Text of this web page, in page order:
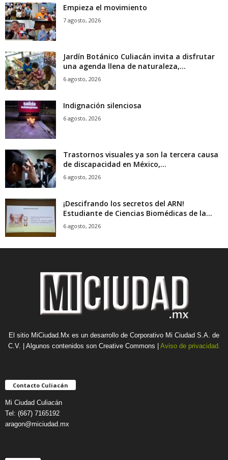
Empieza el movimiento
7 agosto, 2026
Jardín Botánico Culiacán invita a disfrutar
una agenda llena de naturaleza,...
6 agosto, 2026
Indignación silenciosa
6 agosto, 2026
Trastornos visuales ya son la tercera causa
de discapacidad en México,...
6 agosto, 2026
¡Descifrando los secretos del ARN!
Estudiante de Ciencias Biomédicas de la...
6 agosto, 2026
El sitio MiCiudad.Mx es un desarrollo de Corporativo Mi Ciudad S.A. de
C.V. | Algunos contenidos son Creative Commons | Aviso de privacidad.
Contacto Culiacán
Mi Ciudad Culiacán
Tel: (667) 7165192
aragon@miciudad.mx